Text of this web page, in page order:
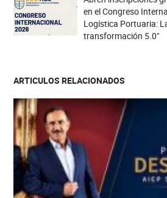
en el Congreso
Logística Portuaria:
transformación 5.0"
ARTICULOS RELACIONADOS